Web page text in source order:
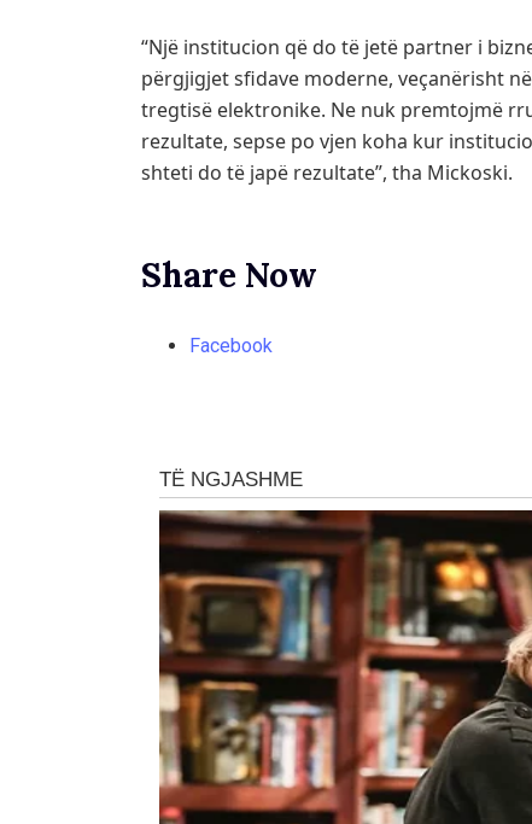
“Një institucion që do të jetë partner i
përgjigjet sfidave moderne, veçanërisht
tregtisë elektronike. Ne nuk premtojmë
rezultate, sepse po vjen koha kur
shteti do të japë rezultate”, tha Mickoski.
Share Now
Facebook